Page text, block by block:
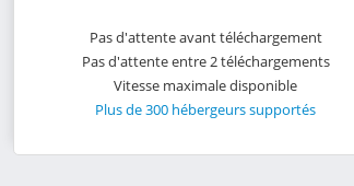
Pas d'attente avant téléchargement
Pas d'attente entre 2 téléchargements
Vitesse maximale disponible
Plus de 300 hébergeurs supportés